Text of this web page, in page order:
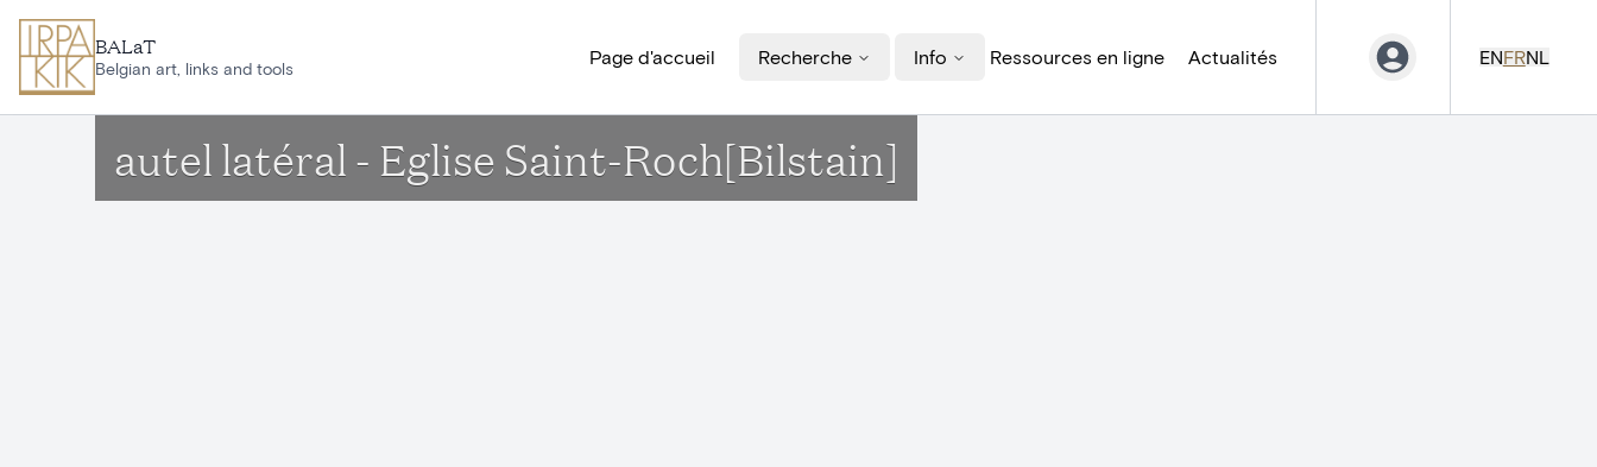
BALaT
Belgian art, links and tools
Page d'accueil Recherche Info Ressources en ligne Actualités ENFRNL
autel latéral - Eglise Saint-Roch[Bilstain]